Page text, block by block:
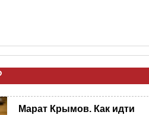
Марат Крымов. Как идти